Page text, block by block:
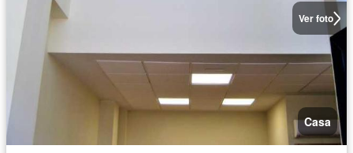
Ver foto
Casa